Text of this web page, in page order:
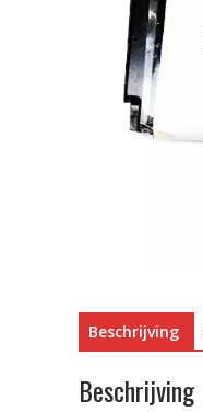
Beschrijving
Beschrijving